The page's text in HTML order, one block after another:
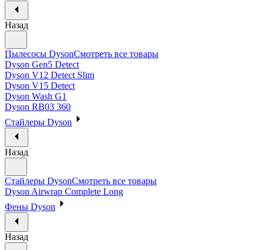
Назад
Пылесосы DysonСмотреть все товары
Dyson Gen5 Detect
Dyson V12 Detect Slim
Dyson V15 Detect
Dyson Wash G1
Dyson RB03 360
Стайлеры Dyson
Назад
Стайлеры DysonСмотреть все товары
Dyson Airwrap Complete Long
Фены Dyson
Назад